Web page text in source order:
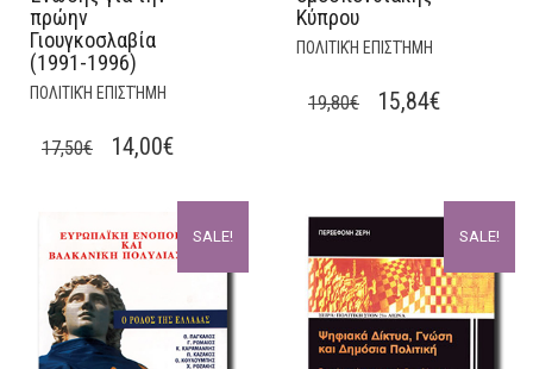
πρώην
Γιουγκοσλαβία
(1991-1996)
ΠΟΛΙΤΙΚΉ ΕΠΙΣΤΉΜΗ
17,50€
ORIGINAL
17,50€.
14,00€CURRENT
14,00€.
Κύπρου
ΠΟΛΙΤΙΚΉ ΕΠΙΣΤΉΜΗ
19,80€
ORIGINAL
15,84€CURRENT
15,84€.
SALE! SALE!